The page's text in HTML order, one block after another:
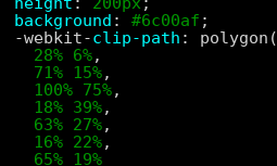
background : #6c00af ;
-webkit-clip-path : polygon(
28% 6%,
71% 15%,
100% 75%,
18% 39%,
63% 27%,
16% 22%,
65% 19%